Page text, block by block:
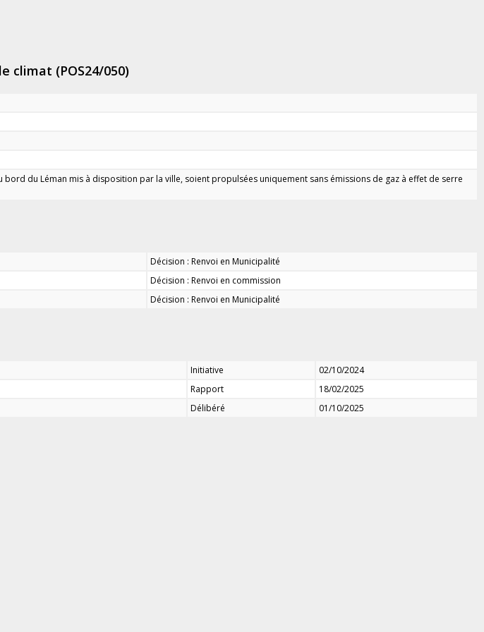
climat (POS24/050)
du Léman mis à disposition par la ville, soient propulsées uniquement sans émissions de gaz à effet de serre
Décision : Renvoi en Municipalité
Décision : Renvoi en commission
Décision : Renvoi en Municipalité
Initiative
02/10/2024
Rapport
18/02/2025
Délibéré 01/10/2025